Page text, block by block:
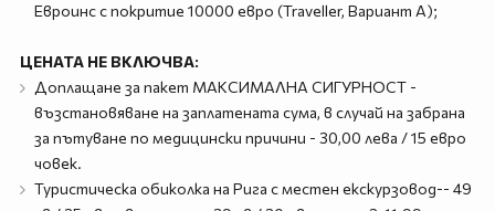
Евроинс с покритие 10000 евро (Traveller, Вариант А);
ЦЕНАТА НЕ ВКЛЮЧВА:
Доплащане за пакет МАКСИМАЛНА СИГУРНОСТ -
възстановяване на заплатената сума, в случай на забрана
за пътуване по медицински причини - 30,00 лева / 15 евро
човек.
Туристическа обиколка на Рига с местен екскурзовод-- 49